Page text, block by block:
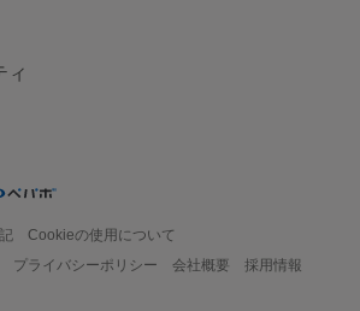
ィ
Cookieの使用について
プライバシーポリシー 会社概要
採用情報